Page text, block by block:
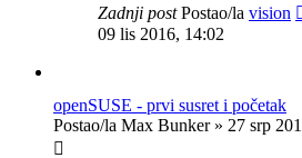
Zadnji postPostao/la vision
09 lis 2016, 14:02
openSUSE - prvi susret i početak
Postao/la Max Bunker» 27 srp